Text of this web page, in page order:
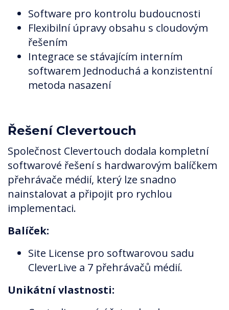
Software pro kontrolu budoucnosti
Flexibilní úpravy obsahu s cloudovým
řešením
Integrace se stávajícím interním
softwarem Jednoduchá a konzistentní
metoda nasazení
Řešení Clevertouch
Společnost Clevertouch dodala kompletní
softwarové řešení s hardwarovým balíčkem
přehrávače médií, který lze snadno
nainstalovat a připojit pro rychlou
implementaci.
Balíček:
Site License pro softwarovou sadu
CleverLive a 7 přehrávačů médií.
Unikátní vlastnosti: